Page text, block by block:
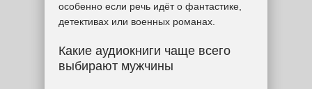
особенно если речь идёт о фантастике,
детективах или военных романах.
Какие аудиокниги чаще всего
выбирают мужчины